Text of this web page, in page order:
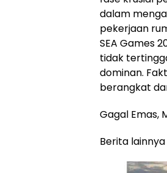
dalam
pekerjaan
SEA Games
tidak
dominan.
berangkat
Gagal Emas,
Berita